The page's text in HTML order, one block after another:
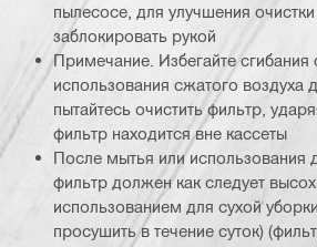
пылесосе, для улучшения
заблокировать рукой
Примечание. Избегайте сгибания
использования сжатого воздуха
пытайтесь очистить фильтр,
фильтр находится вне кассеты
После мытья или использования
фильтр должен как следует
использованием для сухой
просушить в течение суток)